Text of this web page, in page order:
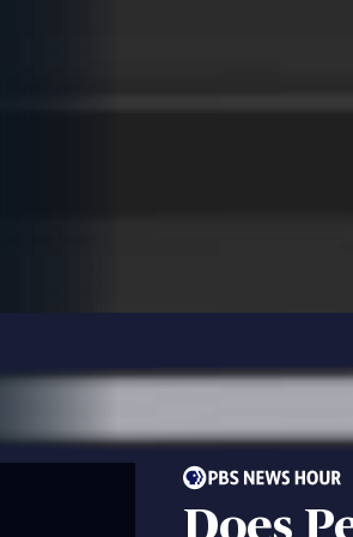
Does